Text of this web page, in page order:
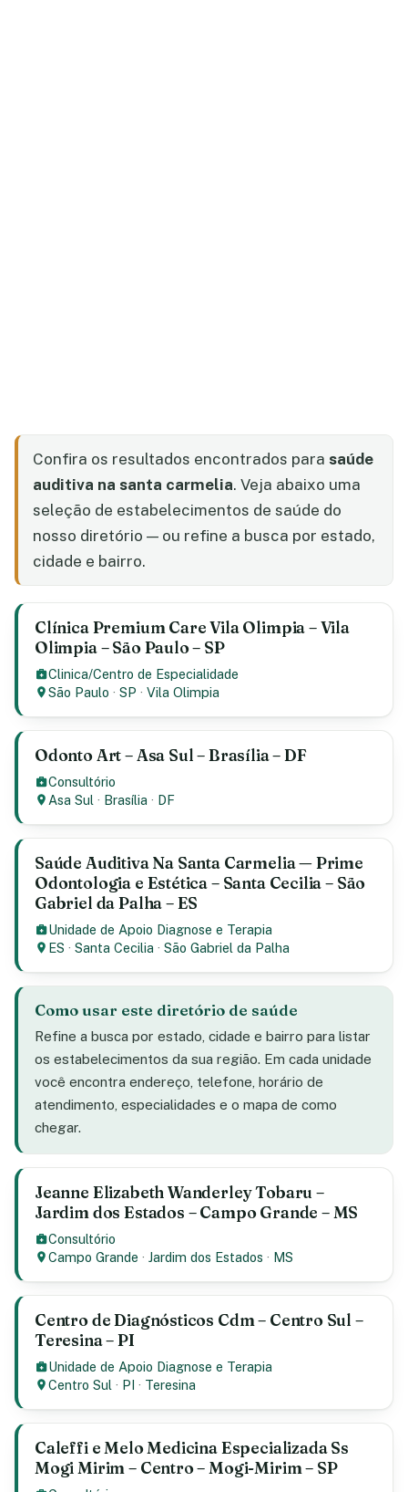
Confira os resultados encontrados para saúde
auditiva na santa carmelia. Veja abaixo uma
seleção de estabelecimentos de saúde do
nosso diretório — ou refine a busca por estado,
cidade e bairro.
Clínica Premium Care Vila Olimpia – Vila
Olimpia – São Paulo – SP
Clinica/Centro de Especialidade
São Paulo ·SP ·Vila Olimpia
Odonto Art – Asa Sul – Brasília – DF
Consultório
Asa Sul · Brasília · DF
Saúde Auditiva Na Santa Carmelia — Prime
Odontologia e Estética – Santa Cecilia – São
Gabriel da Palha – ES
Unidade de Apoio Diagnose e Terapia
ES ·Santa Cecilia ·São Gabriel da Palha
Como usar este diretório de saúde
Refine a busca por estado, cidade e bairro para listar
os estabelecimentos da sua região. Em cada unidade
você encontra endereço, telefone, horário de
atendimento, especialidades e o mapa de como
chegar.
Jeanne Elizabeth Wanderley Tobaru –
Jardim dos Estados – Campo Grande – MS
Consultório
Campo Grande ·Jardim dos Estados · MS
Centro de Diagnósticos Cdm – Centro Sul –
Teresina – PI
Unidade de Apoio Diagnose e Terapia
Centro Sul · PI · Teresina
Caleffi e Melo Medicina Especializada Ss
Mogi Mirim – Centro – Mogi-Mirim – SP